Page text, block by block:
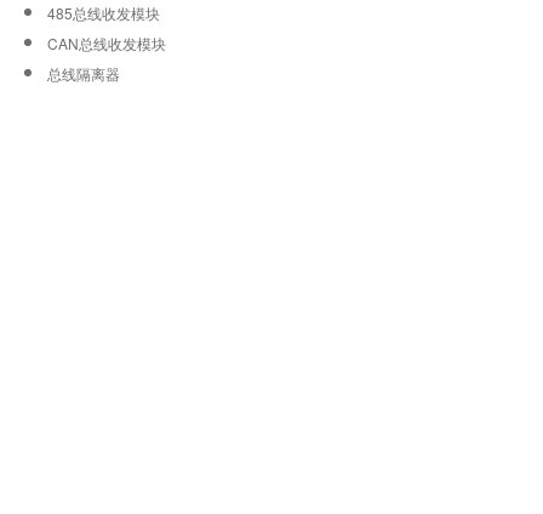
485总线收发模块
CAN总线收发模块
总线隔离器